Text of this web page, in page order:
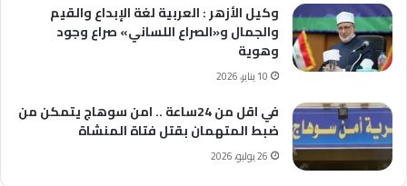
وكيل الأزهر : العربية لغة الإبداع والقيم
والجمال و«الصراع اللساني» صراع وجود
وهوية
10 يناير، 2026
في اقل من 24ساعة .. امن سوهاج يتمكن من
ضبط المتهمان بقتل فتاة المنشاة
26 يوليو، 2026